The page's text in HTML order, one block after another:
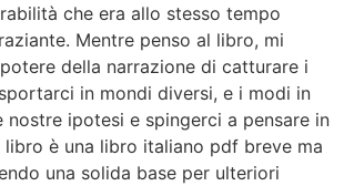
che era allo stesso tempo
Mentre penso al libro, mi
della narrazione di catturare i
in mondi diversi, e i modi in
nostre ipotesi e spingerci a pensare in
libro è una libro italiano pdf breve ma
una solida base per ulteriori